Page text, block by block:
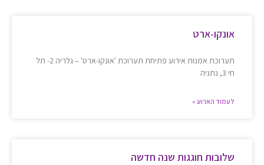
אונקו-ארט
תערוכת אמנות אירוע פתיחת תערוכת 'אונקו-ארט' – גלריה 2- תל
חי 3, נתניה
לעמוד הארוע »
שלובות חוגגות שנה חדשה